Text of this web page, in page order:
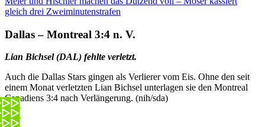
gleich drei Zweiminutenstrafen
Dallas – Montreal 3:4 n. V.
Lian Bichsel (DAL) fehlte verletzt.
Auch die Dallas Stars gingen als Verlierer vom Eis. Ohne den seit
einem Monat verletzten Lian Bichsel unterlagen sie den Montreal
Canadiens 3:4 nach Verlängerung. (nih/sda)